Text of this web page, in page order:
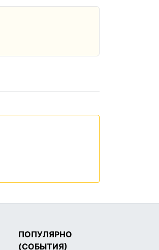
ПОПУЛЯРНО
(СОБЫТИЯ)